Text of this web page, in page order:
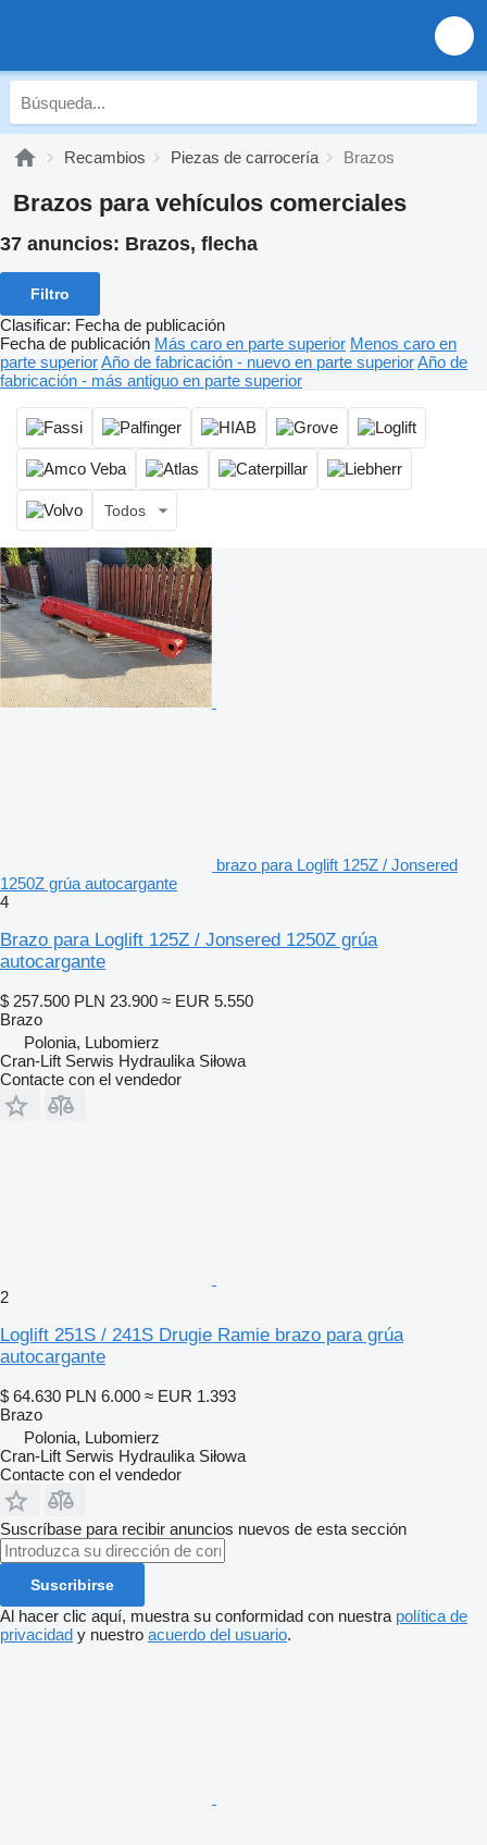
Recambios Piezas de carrocería Brazos
Brazos para vehículos comerciales
37 anuncios: Brazos, flecha
Filtro
Clasificar: Fecha de publicación
Fecha de publicación Más caro en parte superior Menos caro en
parte superiorAño de fabricación - nuevo en parte superiorAño de
fabricación - más antiguo en parte superior
Todos
brazo para Loglift 125Z / Jonsered
1250Z grúa autocargante
4
Brazo para Loglift 125Z / Jonsered 1250Z grúa
autocargante
$ 257.500 PLN 23.900 ≈ EUR 5.550
Brazo
Polonia, Lubomierz
Cran-Lift Serwis Hydraulika Siłowa
Contacte con el vendedor
2
Loglift 251S / 241S Drugie Ramie brazo para grúa
autocargante
$ 64.630 PLN 6.000 ≈ EUR 1.393
Brazo
Polonia, Lubomierz
Cran-Lift Serwis Hydraulika Siłowa
Contacte con el vendedor
Suscríbase para recibir anuncios nuevos de esta sección
Suscribirse
Al hacer clic aquí, muestra su conformidad con nuestra política de
privacidad y nuestro acuerdo del usuario.